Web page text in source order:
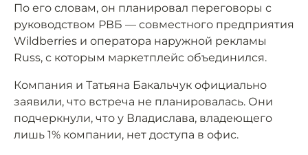
По его словам, он планировал переговоры с
руководством РВБ — совместного предприятия
Wildberries и оператора наружной рекламы
Russ, с которым маркетплейс объединился.
Компания и Татьяна Бакальчук официально
заявили, что встреча не планировалась. Они
подчеркнули, что у Владислава, владеющего
лишь 1% компании, нет доступа в офис.